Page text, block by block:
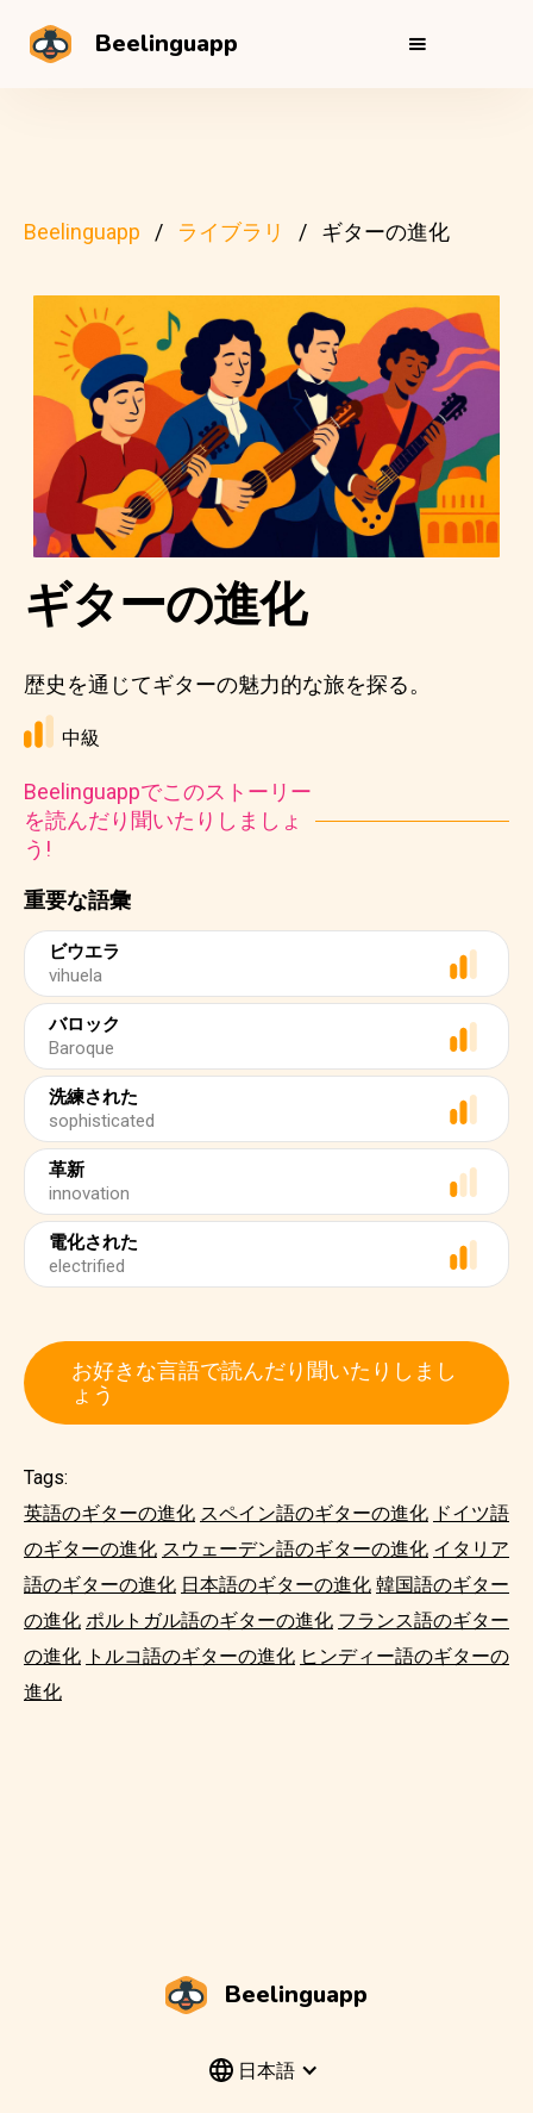
Beelinguapp
Beelinguapp ライブラリ ギターの進化
重要な語彙
ビウエラ
vihuela
バロック
Baroque
洗練された
sophisticated
革新
innovation
電化された
electrified
ギターの進化
歴史を通じてギターの魅力的な旅を探る。
中級
Beelinguappでこのストーリー
を読んだり聞いたりしましょ
う!
お好きな言語で読んだり聞いたりしまし
ょう
Tags:
英語のギターの進化 スペイン語のギターの進化 ドイツ語
のギターの進化 スウェーデン語のギターの進化 イタリア
語のギターの進化 日本語のギターの進化 韓国語のギター
の進化 ポルトガル語のギターの進化 フランス語のギター
の進化 トルコ語のギターの進化 ヒンディー語のギターの
進化
Beelinguapp
日本語